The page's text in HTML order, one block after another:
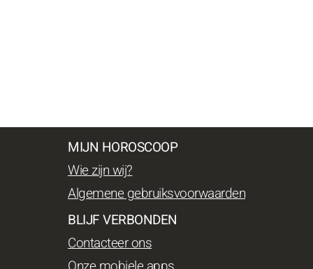
MIJN HOROSCOOP
Wie zijn wij?
Algemene gebruiksvoorwaarden
BLIJF VERBONDEN
Contacteer ons